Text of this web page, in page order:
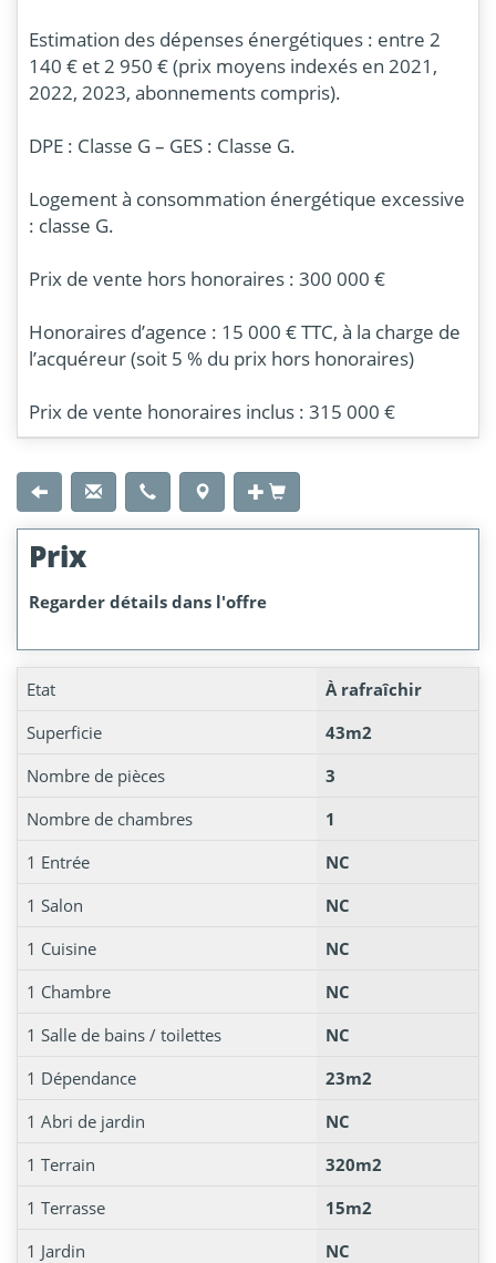
Estimation des dépenses énergétiques : entre 2
140 € et 2 950 € (prix moyens indexés en 2021,
2022, 2023, abonnements compris).
DPE : Classe G – GES : Classe G.
Logement à consommation énergétique excessive
: classe G.
Prix de vente hors honoraires : 300 000 €
Honoraires d’agence : 15 000 € TTC, à la charge de
l’acquéreur (soit 5 % du prix hors honoraires)
Prix de vente honoraires inclus : 315 000 €
Prix
Regarder détails dans l'offre
Etat
À rafraîchir
Superficie
43m2
Nombre de pièces
3
Nombre de chambres
1
1 Entrée
NC
1 Salon
NC
1 Cuisine
NC
1 Chambre
NC
1 Salle de bains / toilettes
NC
1 Dépendance
23m2
1 Abri de jardin
NC
1 Terrain
320m2
1 Terrasse
15m2
1 Jardin
NC